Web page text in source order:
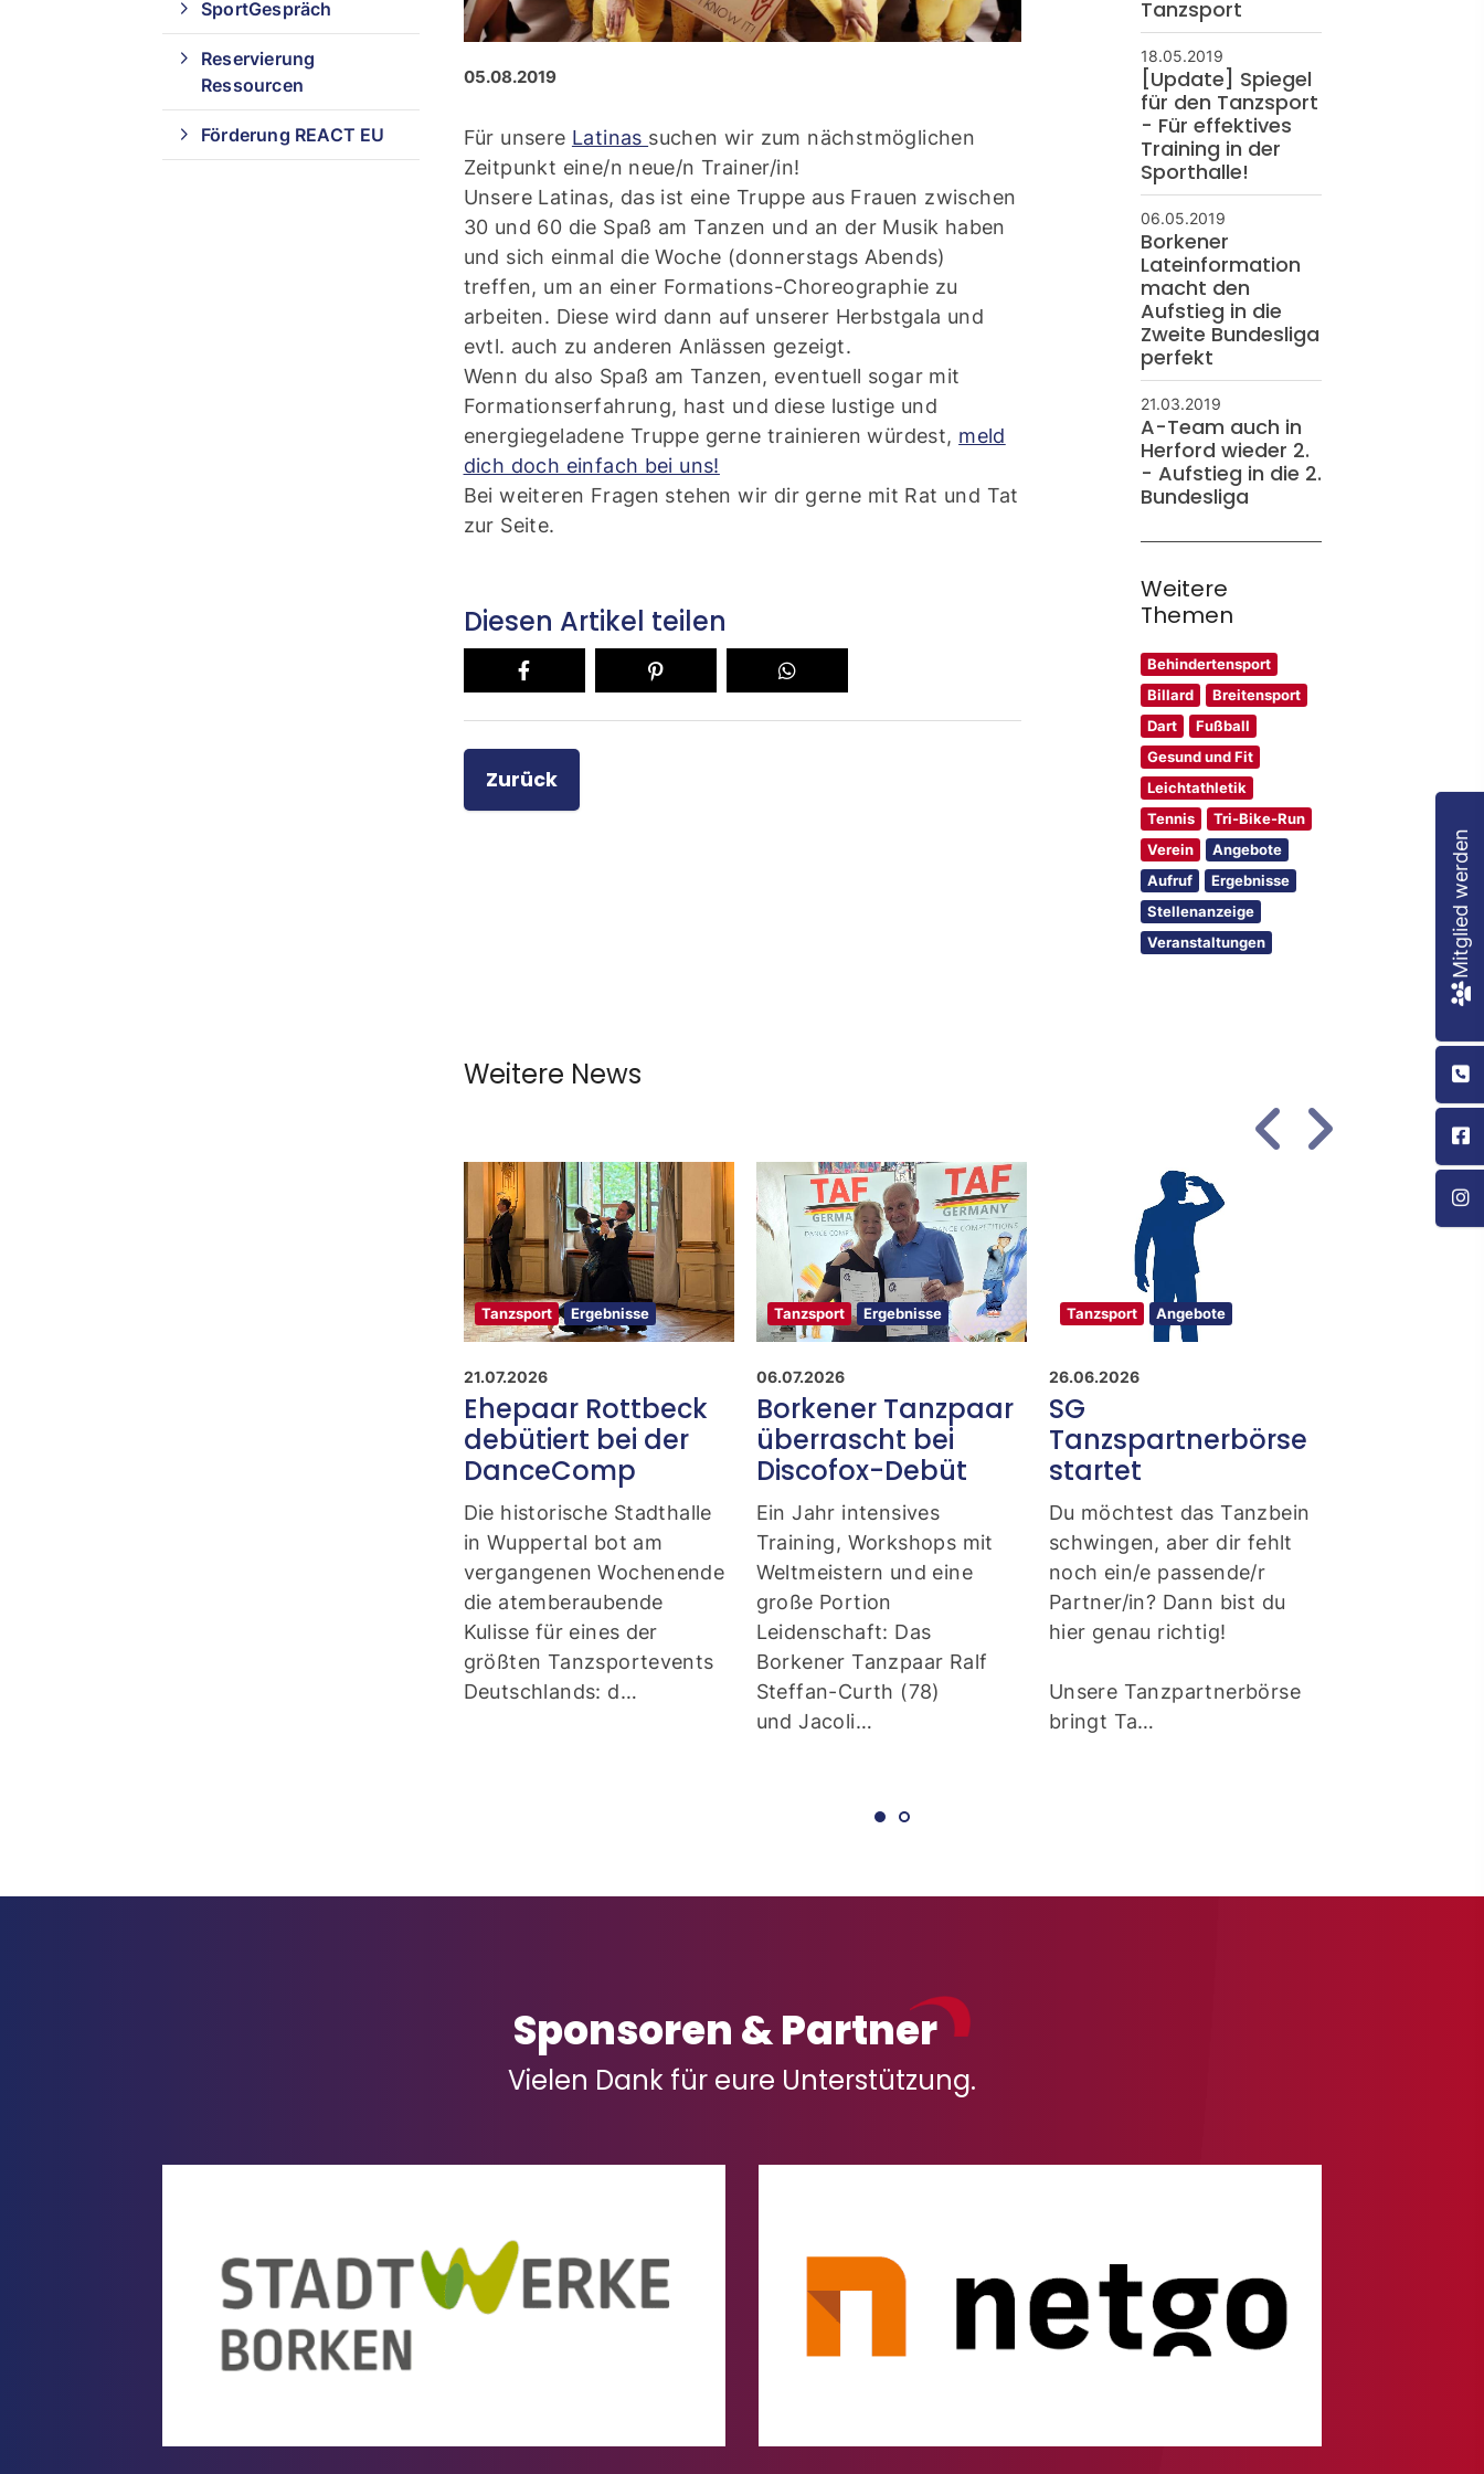
05.08.2019
Für unsere Latinas suchen wir zum nächstmöglichen
Zeitpunkt eine/n neue/n Trainer/in!
Unsere Latinas, das ist eine Truppe aus Frauen zwischen
30 und 60 die Spaß am Tanzen und an der Musik haben
und sich einmal die Woche (donnerstags Abends)
treffen, um an einer Formations-Choreographie zu
arbeiten. Diese wird dann auf unserer Herbstgala und
evtl. auch zu anderen Anlässen gezeigt.
Wenn du also Spaß am Tanzen, eventuell sogar mit
Formationserfahrung, hast und diese lustige und
energiegeladene Truppe gerne trainieren würdest, meld
dich doch einfach bei uns!
Bei weiteren Fragen stehen wir dir gerne mit Rat und Tat
zur Seite.
Diesen Artikel teilen
Zurück
Tanzsport
18.05.2019
[Update] Spiegel
für den Tanzsport
- Für effektives
Training in der
Sporthalle!
06.05.2019
Borkener
Lateinformation
macht den
Aufstieg in die
Zweite Bundesliga
perfekt
21.03.2019
A-Team auch in
Herford wieder 2.
- Aufstieg in die 2.
Bundesliga
Weitere
Themen
Behindertensport
Billard
Breitensport
Dart
Fußball
Gesund und Fit
Leichtathletik
Tennis
Tri-Bike-Run
Verein
Angebote
Aufruf
Ergebnisse
Stellenanzeige
Veranstaltungen
Weitere News
Tanzsport Ergebnisse
21.07.2026
Ehepaar Rottbeck
debütiert bei der
DanceComp
Die historische Stadthalle
in Wuppertal bot am
vergangenen Wochenende
die atemberaubende
Kulisse für eines der
größten Tanzsportevents
Deutschlands: d…
Tanzsport Ergebnisse
06.07.2026
Borkener Tanzpaar
überrascht bei
Discofox-Debüt
Ein Jahr intensives
Training, Workshops mit
Weltmeistern und eine
große Portion
Leidenschaft: Das Borkener
Tanzpaar Ralf Steffan-
Curth (78) und Jacoli…
Tanzsport Angebote
26.06.2026
SG
Tanzspartnerbörse
startet
Du möchtest das Tanzbein
schwingen, aber dir fehlt
noch ein/e passende/r
Partner/in? Dann bist du
hier genau richtig!
Unsere Tanzpartnerbörse
bringt Ta…
SportGespräch
Reservierung
Ressourcen
Förderung REACT EU
Sponsoren & Partner
Vielen Dank für eure Unterstützung.
Mitglied werden